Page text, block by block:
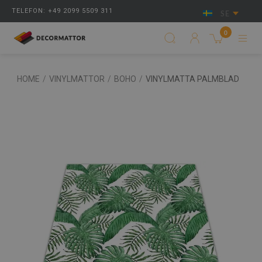
TELEFON: +49 2099 5509 311 SE
0
HOME / VINYLMATTOR / BOHO / VINYLMATTA PALMBLAD